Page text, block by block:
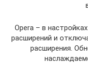
Opera – в
расширений и
расширения.